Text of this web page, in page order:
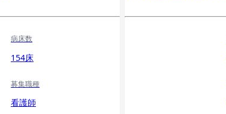
病床数
154床
募集職種
看護師